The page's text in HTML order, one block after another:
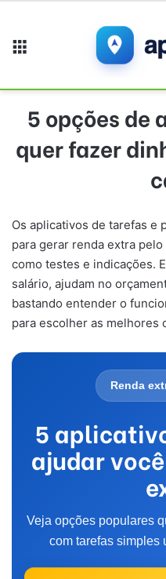
5 opções de
quer fazer
Os aplicativos de tarefas e
para gerar renda extra
como testes e indicações.
salário, ajudam no
bastando entender o
para escolher as melhores
Renda
5
ajudar
Veja opções populares
com tarefas simples